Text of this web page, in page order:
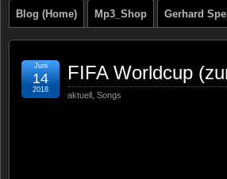
Blog (Home) Mp3_Shop Gerhard
FIFA Worldcup
aktuell Songs
Juni
14
2018